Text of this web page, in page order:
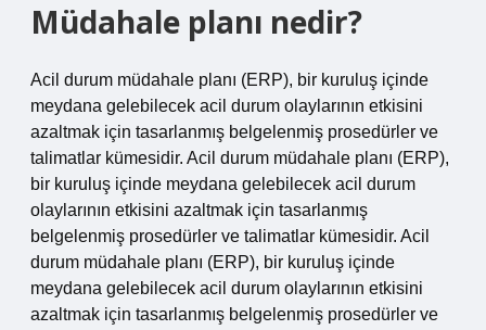
Müdahale planı nedir?
Acil durum müdahale planı (ERP), bir kuruluş içinde
meydana gelebilecek acil durum olaylarının etkisini
azaltmak için tasarlanmış belgelenmiş prosedürler ve
talimatlar kümesidir. Acil durum müdahale planı (ERP),
bir kuruluş içinde meydana gelebilecek acil durum
olaylarının etkisini azaltmak için tasarlanmış
belgelenmiş prosedürler ve talimatlar kümesidir. Acil
durum müdahale planı (ERP), bir kuruluş içinde
meydana gelebilecek acil durum olaylarının etkisini
azaltmak için tasarlanmış belgelenmiş prosedürler ve